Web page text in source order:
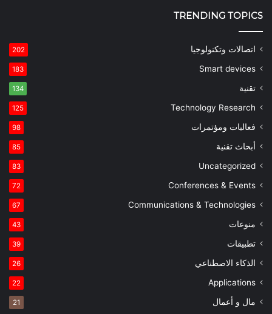
TRENDING TOPICS
اتصالات وتكنولوجيا 202
Smart devices
183
تقنية 134
Technology Research
125
فعاليات ومؤتمرات 98
أبحاث تقنية 85
Uncategorized
83
Conferences & Events
72
Communications & Technologies
67
منوعات 43
تطبيقات 39
الذكاء الاصطناعي 26
Applications
22
مال و أعمال 21